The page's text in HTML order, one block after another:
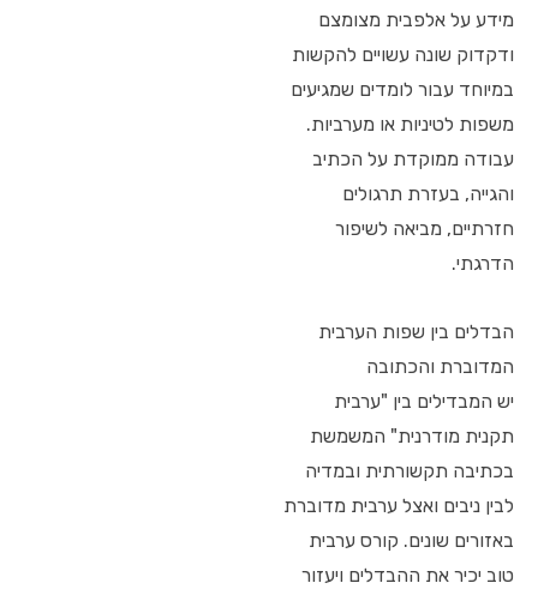
מידע על אלפבית מצומצם
ודקדוק שונה עשויים להקשות
במיוחד עבור לומדים שמגיעים
משפות לטיניות או מערביות.
עבודה ממוקדת על הכתיב
והגייה, בעזרת תרגולים
חזרתיים, מביאה לשיפור
הדרגתי.
הבדלים בין שפות הערבית
המדוברת והכתובה
יש המבדילים בין "ערבית
תקנית מודרנית" המשמשת
בכתיבה תקשורתית ובמדיה
לבין ניבים ואצל ערבית מדוברת
באזורים שונים. קורס ערבית
טוב יכיר את ההבדלים ויעזור